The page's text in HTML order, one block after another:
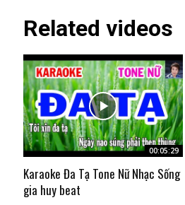
Related videos
00:05:29
Karaoke Đa Tạ Tone Nữ Nhạc Sống
gia huy beat